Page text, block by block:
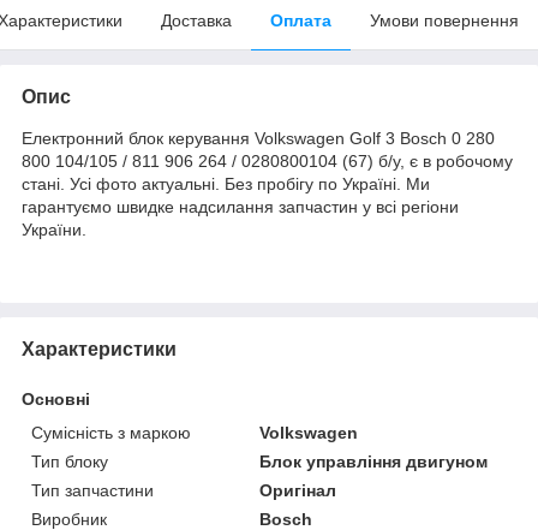
Доставка Оплата Умови повернення
Опис
Електронний блок керування Volkswagen Golf 3 Bosch 0 280
800 104/105 / 811 906 264 / 0280800104 (67) б/у, є в робочому
стані. Усі фото актуальні. Без пробігу по Україні. Ми
гарантуємо швидке надсилання запчастин у всі регіони
України.
Характеристики
Основні
Сумісність з маркою
Volkswagen
Тип блоку
Блок управління двигуном
Тип запчастини
Оригінал
Виробник
Bosch